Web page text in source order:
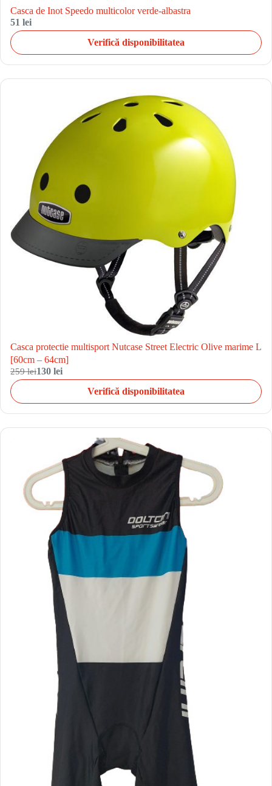
Casca de Inot Speedo multicolor verde-albastra
51 lei
Verifică disponibilitatea
Casca protectie multisport Nutcase Street Electric Olive marime L
[60cm – 64cm]
259 lei130 lei
Verifică disponibilitatea